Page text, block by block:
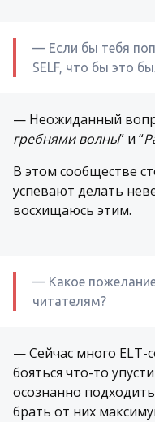
— Если бы тебя
SELF, что бы это
— Неожиданный
гребнями волны” и “
В этом сообществе
успевают делать
восхищаюсь этим.
— Какое
читателям?
— Сейчас много ELT-
бояться что-то
осознанно
брать от них